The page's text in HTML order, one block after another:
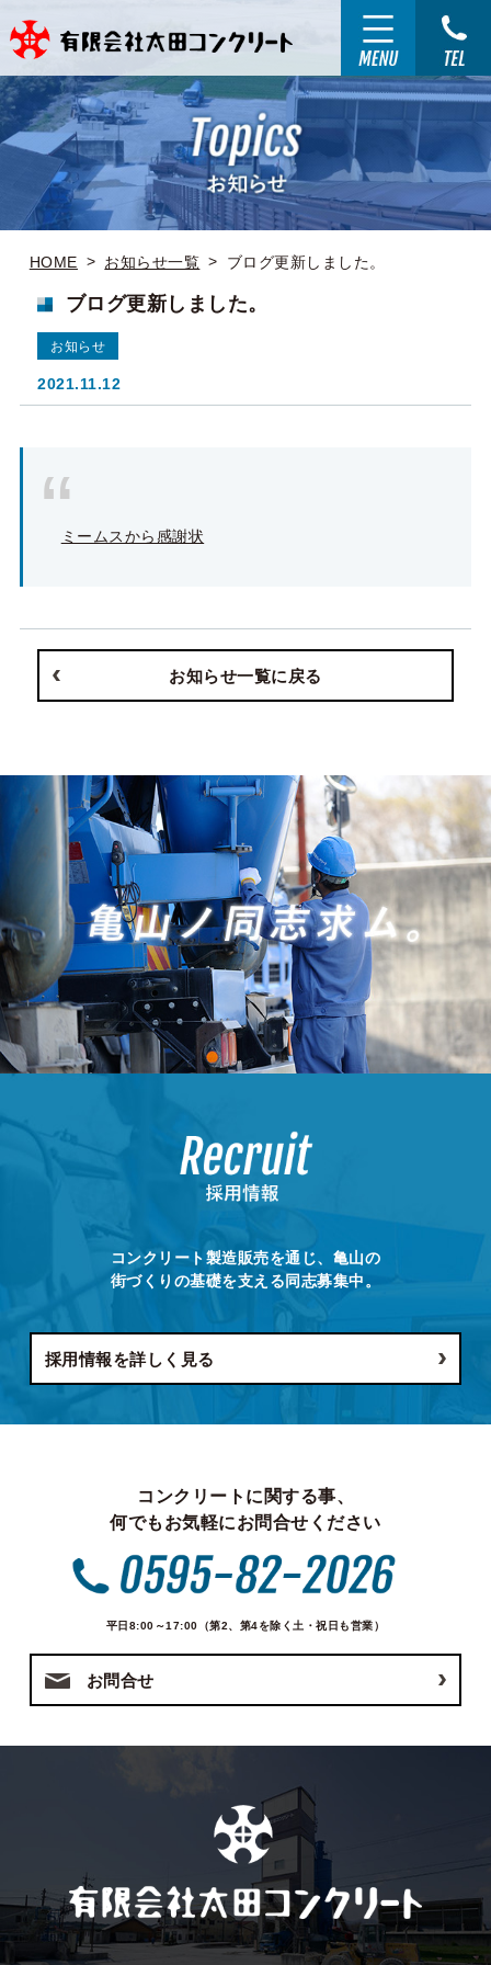
HOME お知らせ一覧 ブログ更新しました。
ブログ更新しました。
お知らせ
2021.11.12
ミームスから感謝状
お知らせ一覧に戻る
コンクリート製造販売を通じ、亀山の
街づくりの基礎を支える同志募集中。
採用情報を詳しく見る
コンクリートに関する事、
何でもお気軽にお問合せください
平日8:00～17:00（第2、第4を除く土・祝日も営業）
お問合せ